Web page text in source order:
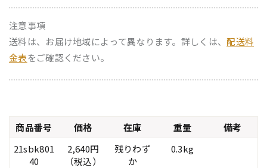
注意事項
送料は、お届け地域によって異なります。詳しくは、配送料
金表をご確認ください。
商品番号 価格 在庫 重量
備考
21sbk801
40
2,640円
（税込）
残りわず
か
0.3kg